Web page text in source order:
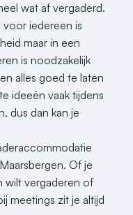
wat af vergaderd.
iedereen is
maar in een
is noodzakelijk
alles goed te laten
ideeën vaak tijdens
dus dan kan je
Of je
wilt vergaderen of
meetings zit je altijd